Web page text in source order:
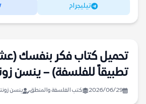
تيليجرام
تحميل كتاب فكر بنفسك
تطبيقاً للفلسفة) – ينسن
2026/06/29 كتب الفلسفة والمنطق ينسن